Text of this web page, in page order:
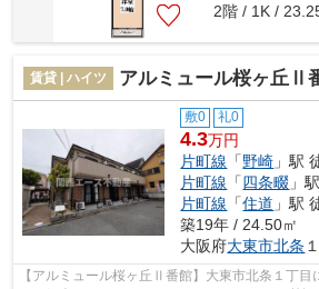
2階 / 1K /
賃貸 | ハイツ アルミュール桜ヶ丘Ⅱ
敷0 礼0
4.3万円
片町線 「野崎 」駅
片町線 「四条畷 」
片町線 「住道 」駅
築19年 / 24.50㎡
大阪府大東市北条
【アルミュール桜ヶ丘Ⅱ番館】大東市北条１丁目